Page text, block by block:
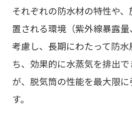
それぞれの防水材の特性や
置される環境（紫外線暴露
考慮し、長期にわたって防
ち、効果的に水蒸気を排出
が、脱気筒の性能を最大限
す。